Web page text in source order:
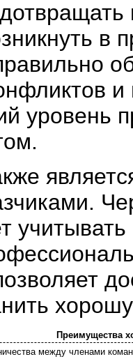
в
уровень
Преимущества
между членами